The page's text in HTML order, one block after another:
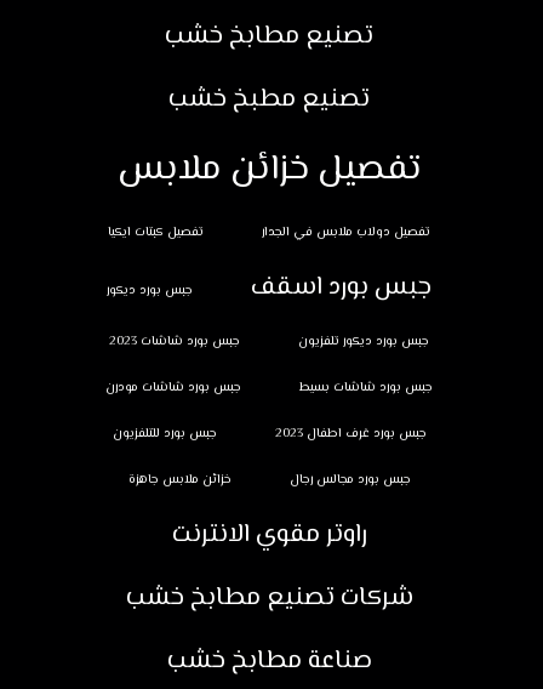
تصنيع مطابخ خشب
تصنيع مطبخ خشب
تفصيل خزائن ملابس
تفصيل دولاب ملابس في الجدار تفصيل كبتات ايكيا
جبس بورد اسقف جبس بورد ديكور
جبس بورد ديكور تلفزيون جبس بورد شاشات 2023
جبس بورد شاشات بسيط جبس بورد شاشات مودرن
جبس بورد غرف اطفال 2023 جبس بورد للتلفزيون
جبس بورد مجالس رجال خزائن ملابس جاهزة
راوتر مقوي الانترنت
شركات تصنيع مطابخ خشب
صناعة مطابخ خشب